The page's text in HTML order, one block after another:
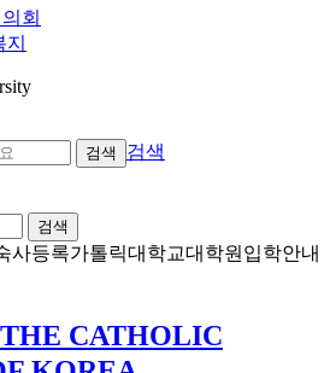
회
검색
검색
검색
사등록가톨릭대학교대학원입학안내